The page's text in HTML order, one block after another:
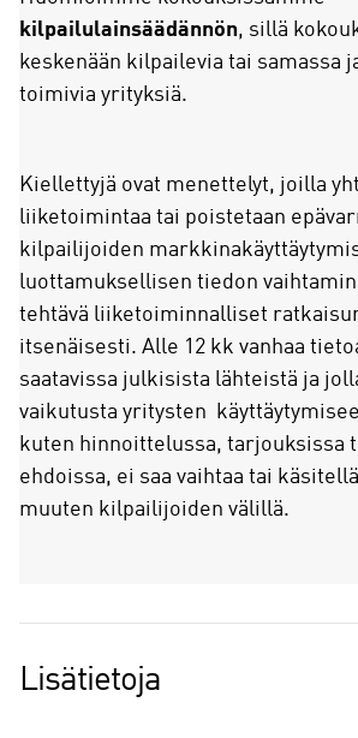
kilpailulainsäädännön, sillä
keskenään kilpailevia tai samassa
toimivia yrityksiä.
Kiellettyjä ovat menettelyt, joilla
liiketoimintaa tai poistetaan
kilpailijoiden
luottamuksellisen tiedon
tehtävä liiketoiminnalliset
itsenäisesti. Alle 12 kk vanhaa
saatavissa julkisista lähteistä ja
vaikutusta yritysten
kuten hinnoittelussa, tarjouksissa
ehdoissa, ei saa vaihtaa tai
muuten kilpailijoiden välillä.
Lisätietoja